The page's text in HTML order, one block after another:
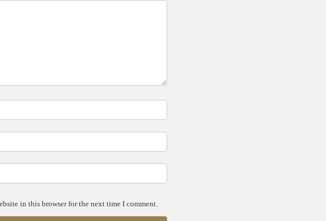
in this browser for the next time I comment.